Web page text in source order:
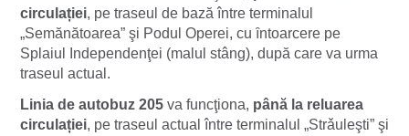
circulației, pe traseul de bază între terminalul
„Semănătoarea” şi Podul Operei, cu ȋntoarcere pe
Splaiul Independenţei (malul stâng), după care va urma
traseul actual.
Linia de autobuz 205 va funcţiona, până la reluarea
circulației, pe traseul actual între terminalul „Strǎuleşti” şi